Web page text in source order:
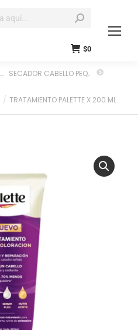
$0
TRATAMIENTO PALETTE X 200 ML
NOVEX CREMA DE PEINAR MEUS CACHOS SOLTOS 500ML-P-637 SECADOR CABELLO PEQUEÑO